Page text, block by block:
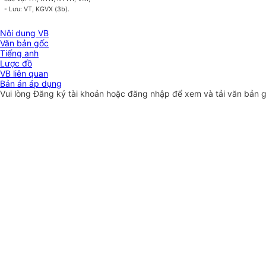
- Lưu: VT, KGVX (3b).
Nội dung VB
Văn bản gốc
Tiếng anh
Lược đồ
VB liên quan
Bản án áp dụng
Vui lòngĐăng ký tài khoản hoặc đăng nhập để xem và tải văn bản